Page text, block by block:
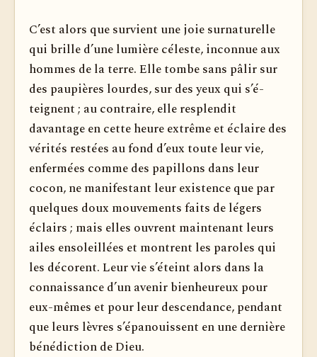
C’est alors que survient une joie surnaturelle
qui brille d’une lumière céleste, inconnue aux
hommes de la terre. Elle tombe sans pâlir sur
des paupières lourdes, sur des yeux qui s’é­
teignent ; au contraire, elle resplendit
davantage en cette heure extrême et éclaire des
vérités restées au fond d’eux toute leur vie,
enfermées comme des papillons dans leur
cocon, ne manifestant leur existence que par
quelques doux mouvements faits de légers
éclairs ; mais elles ouvrent maintenant leurs
ailes ensoleillées et montrent les paroles qui
les décorent. Leur vie s’éteint alors dans la
connaissance d’un avenir bienheureux pour
eux-mêmes et pour leur descendance, pendant
que leurs lèvres s’épanouissent en une dernière
bénédiction de Dieu.